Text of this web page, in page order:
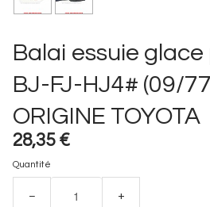
Balai essuie
BJ-FJ-HJ4# (09/
ORIGINE TOYOTA
28,35 €
Quantité
− +